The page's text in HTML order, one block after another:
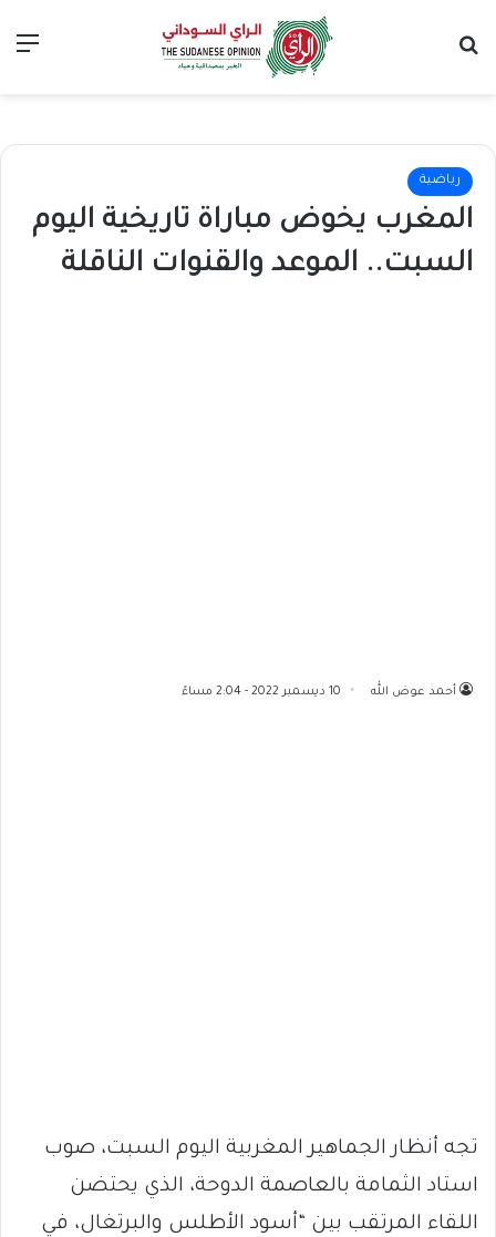
رياضية
المغرب يخوض مباراة تاريخية اليوم
السبت.. الموعد والقنوات الناقلة
أحمد عوض الله 10 ديسمبر 2022 - 2:04 مساءً
تجه أنظار الجماهير المغربية اليوم السبت، صوب
استاد الثمامة بالعاصمة الدوحة، الذي يحتضن
اللقاء المرتقب بين “أسود الأطلس والبرتغال، في